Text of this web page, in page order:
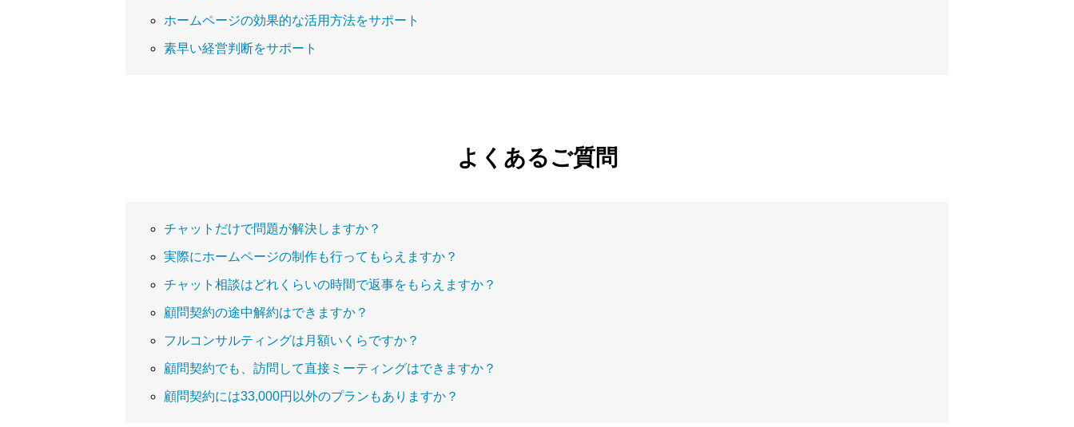
ホームページの効果的な活用方法をサポート
素早い経営判断をサポート
よくあるご質問
チャットだけで問題が解決しますか？
実際にホームページの制作も行ってもらえますか？
チャット相談はどれくらいの時間で返事をもらえますか？
顧問契約の途中解約はできますか？
フルコンサルティングは月額いくらですか？
顧問契約でも、訪問して直接ミーティングはできますか？
顧問契約には33,000円以外のプランもありますか？